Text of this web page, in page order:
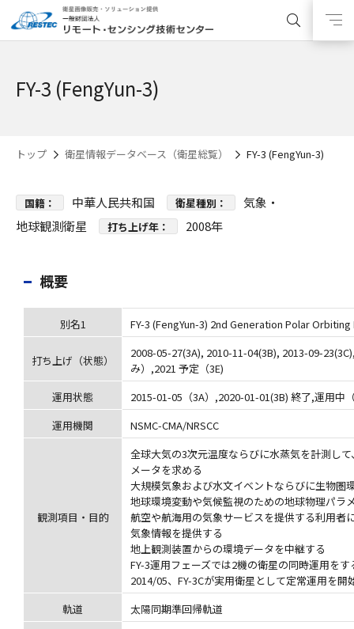
FY-3 (FengYun-3)
トップ 衛星情報データベース（衛星総覧） FY-3 (FengYun-3)
国籍： 中華人民共和国 衛星種別：
気象・
地球観測衛星
打ち上げ年： 2008年
概要
別名1 FY-3 (FengYun-3) 2nd Generation Polar
打ち上げ（状態）
2008-05-27(3A), 2010-11-04(3B), 2013-09-
み）,2021 予定（3E)
運用状態
2015-01-05（3A）,2020-01-01(3B) 終了,運用中
運用機関
NSMC-CMA/NRSCC
観測項目・目的
全球大気の3次元温度ならびに水蒸気を計測し
メータを求める
大規模気象および水文イベントならびに生物圏
地球環境変動や気候監視のための地球物理パラ
航空や航海用の気象サービスを提供する利用者
気象情報を提供する
地上観測装置からの環境データを中継する
FY-3運用フェーズでは2機の衛星の同時運用をす
2014/05、FY-3Cが実用衛星として定常運用を開
軌道
太陽同期準回帰軌道